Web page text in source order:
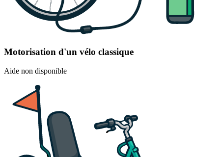
Motorisation d'un vélo classique
Aide non disponible